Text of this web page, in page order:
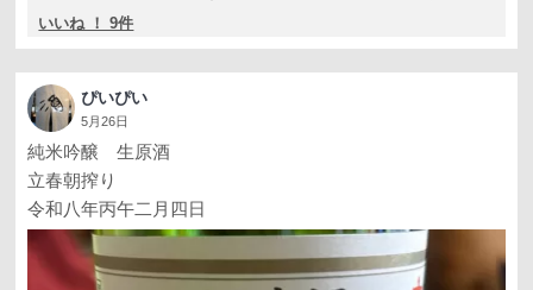
いいね ！ 9件
ぴいぴい
5月26日
純米吟醸 生原酒
立春朝搾り
令和八年丙午二月四日